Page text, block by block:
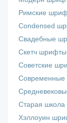
Римские
Сondensed
Свадебные
Скетч шрифты
Советские
Старая школа
Хэллоуин